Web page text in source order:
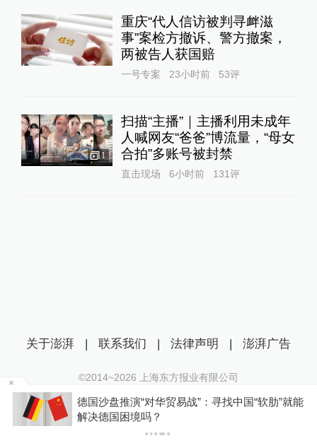
重庆“代人信访被判寻衅滋
事”案检方撤诉、警方撤案，
两被告人获国赔
一号专案 23小时前 53评
1
扫描“主播”｜主播利用未成年
人喊网友“爸爸”博流量，“母女
合拍”多账号被封禁
直击现场 6小时前 131评
德国沙盘推演“对华贸易战”：寻找中国“软肋”就能
解决德国困境吗？
关于澎湃 | 联系我们 | 法律声明 | 澎湃广告
©2014~2026 上海东方报业有限公司
沪ICP证：沪B2-20170116 | 沪ICP备14003370号
互联网新闻信息服务许可证：31120170006
沪公网安备 31010602000299号